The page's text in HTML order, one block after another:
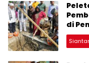
di
Siantar